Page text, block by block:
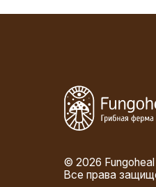
© 2026 Fungoheal
Все права защищены